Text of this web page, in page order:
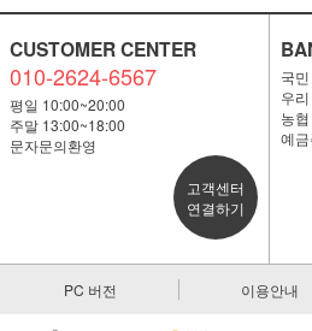
CUSTOMER CENTER
010-2624-6567
평일 10:00~20:00
주말 13:00~18:00
문자문의환영
고객센터
연결하기
국
우
농
예
PC 버전 이용안내